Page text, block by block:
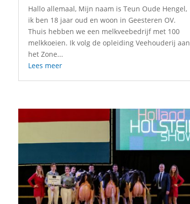
Hallo allemaal, Mijn naam is Teun Oude Hengel,
ik ben 18 jaar oud en woon in Geesteren OV.
Thuis hebben we een melkveebedrijf met 100
melkkoeien. Ik volg de opleiding Veehouderij aan
het Zone...
Lees meer